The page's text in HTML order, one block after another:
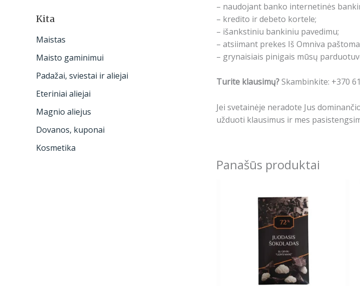
Kita
Maistas
Maisto gaminimui
Padažai, sviestai ir aliejai
Eteriniai aliejai
Magnio aliejus
Dovanos, kuponai
Kosmetika
– naudojant banko internetinės
– kredito ir debeto kortele;
– išankstiniu bankiniu pavedimu;
– atsiimant prekes Iš Omniva
– grynaisiais pinigais mūsų
Turite klausimų?Skambinkite: +370
Jei svetainėje neradote Jus
užduoti klausimus ir mes
Panašūs produktai